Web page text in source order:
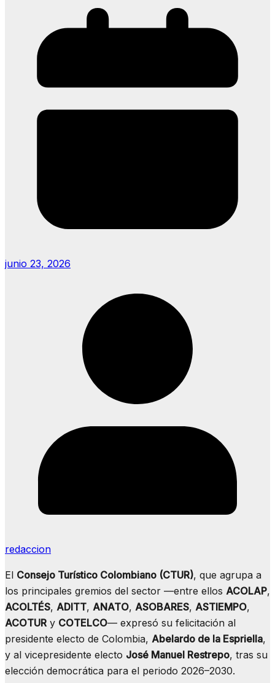
junio 23, 2026
redaccion
El Consejo Turístico Colombiano (CTUR), que agrupa a
los principales gremios del sector —entre ellos ACOLAP,
ACOLTÉS, ADITT, ANATO, ASOBARES, ASTIEMPO,
ACOTUR y COTELCO— expresó su felicitación al
presidente electo de Colombia, Abelardo de la Espriella,
y al vicepresidente electo José Manuel Restrepo, tras su
elección democrática para el periodo 2026–2030.